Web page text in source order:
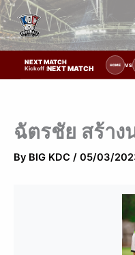
Skip
to
content
NEXT MATCH
Kickoff :NEXT MATCH HOME VS
ายการแข่งขัน | รอระบุวันแข่งขัน | รอข้อมูลที
ฉัตรชัย สร้าง
By BIG KDC / 05/03/